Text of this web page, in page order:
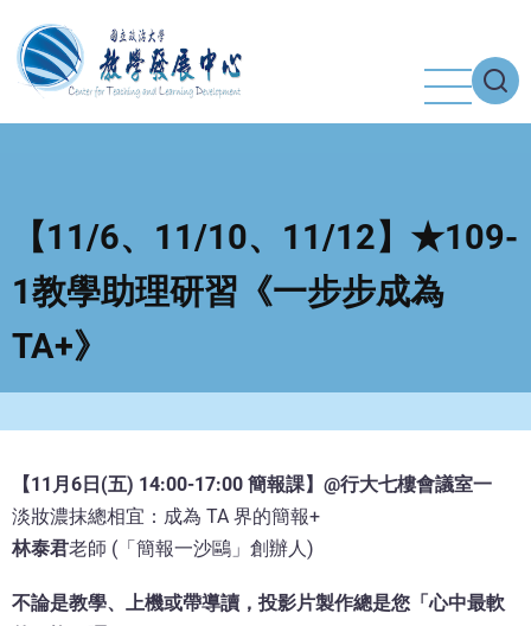
至
主
【11/6、11/10、11/12】★109-
1教學助理研習《一步步成為
TA+》
【11月6日(五) 14:00-17:00 簡報課】@行大七樓會議室一
淡妝濃抹總相宜：成為 TA 界的簡報+
林泰君老師 (「簡報一沙鷗」創辦人)
不論是教學、上機或帶導讀，投影片製作總是您「心中最軟